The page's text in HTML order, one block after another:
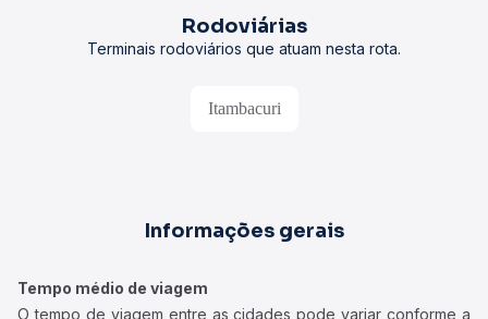
Rodoviárias
Terminais rodoviários que atuam nesta rota.
Itambacuri
Informações gerais
Tempo médio de viagem
O tempo de viagem entre as cidades pode variar conforme a